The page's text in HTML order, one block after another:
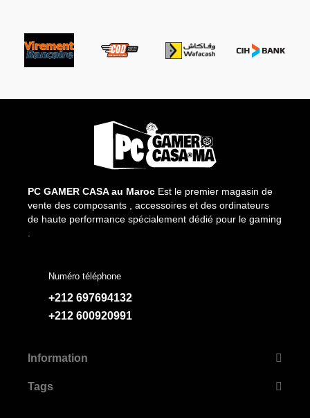
PC GAMER CASA au Maroc Est le premier magasin de
vente des composants , accessoires et des ordinateurs
de haute performance spécialement dédié pour le gaming
Numéro téléphone
+212 697694132
+212 600920991
Information
Tags